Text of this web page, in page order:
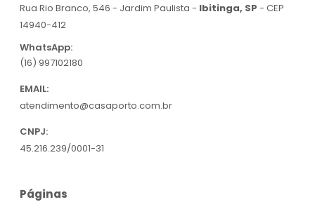
Rua Rio Branco, 546 - Jardim Paulista - Ibitinga, SP - CEP
14940-412
WhatsApp:
(16) 997102180
EMAIL:
atendimento@casaporto.com.br
CNPJ:
45.216.239/0001-31
Páginas